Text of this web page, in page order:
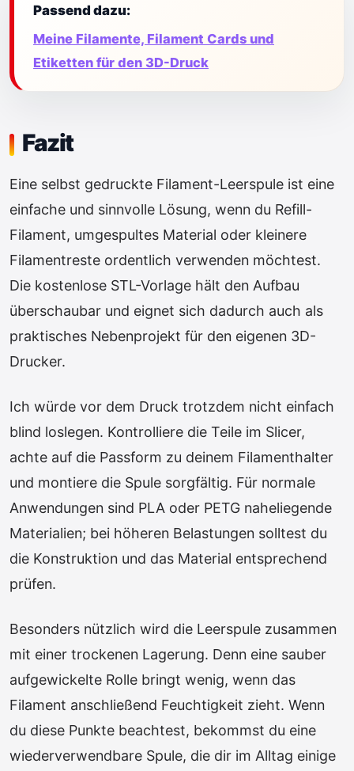
Passend dazu:
Meine Filamente, Filament Cards und
Etiketten für den 3D-Druck
Fazit
Eine selbst gedruckte Filament-Leerspule ist eine
einfache und sinnvolle Lösung, wenn du Refill-
Filament, umgespultes Material oder kleinere
Filamentreste ordentlich verwenden möchtest.
Die kostenlose STL-Vorlage hält den Aufbau
überschaubar und eignet sich dadurch auch als
praktisches Nebenprojekt für den eigenen 3D-
Drucker.
Ich würde vor dem Druck trotzdem nicht einfach
blind loslegen. Kontrolliere die Teile im Slicer,
achte auf die Passform zu deinem Filamenthalter
und montiere die Spule sorgfältig. Für normale
Anwendungen sind PLA oder PETG naheliegende
Materialien; bei höheren Belastungen solltest du
die Konstruktion und das Material entsprechend
prüfen.
Besonders nützlich wird die Leerspule zusammen
mit einer trockenen Lagerung. Denn eine sauber
aufgewickelte Rolle bringt wenig, wenn das
Filament anschließend Feuchtigkeit zieht. Wenn
du diese Punkte beachtest, bekommst du eine
wiederverwendbare Spule, die dir im Alltag einige